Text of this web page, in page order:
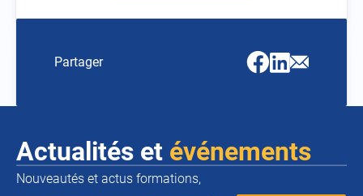
Partager
Facebook
(ouvrir
Linkedin
(ouvrir
Email
(ouvrir
nouvel
Actualités et événements
Nouveautés et actus formations,